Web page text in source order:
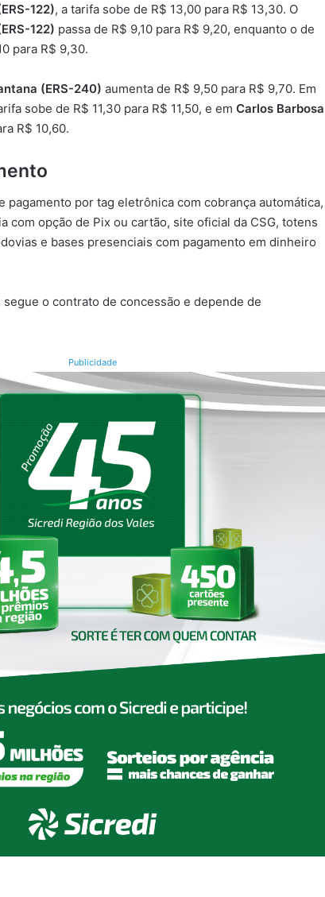
122), a tarifa sobe de R$ 13,00 para R$ 13,30. O
122) passa de R$ 9,10 para R$ 9,20, enquanto o de
para R$ 9,30.
(ERS-240) aumenta de R$ 9,50 para R$ 9,70. Em
sobe de R$ 11,30 para R$ 11,50, e emCarlos Barbosa
R$ 10,60.
pagamento por tag eletrônica com cobrança automática,
com opção de Pix ou cartão, site oficial da CSG, totens
e bases presenciais com pagamento em dinheiro
o contrato de concessão e depende de
Publicidade